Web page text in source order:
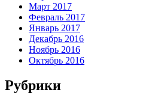
Март 2017
Февраль 2017
Январь 2017
Декабрь 2016
Ноябрь 2016
Октябрь 2016
Рубрики